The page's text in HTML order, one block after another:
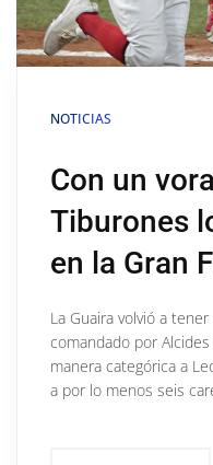
NOTICIAS
Con un
Tiburones
en la Gran
La Guaira volvió a
comandado por
manera categórica a
a por lo menos seis